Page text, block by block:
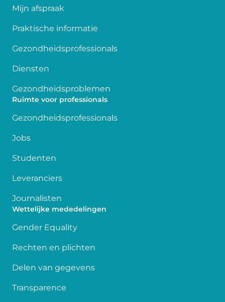
Mijn afspraak
Praktische informatie
Gezondheidsprofessionals
Diensten
Gezondheidsproblemen
Ruimte voor professionals
Gezondheidsprofessionals
Jobs
Studenten
Leveranciers
Journalisten
Wettelijke mededelingen
Gender Equality
Rechten en plichten
Delen van gegevens
Transparence